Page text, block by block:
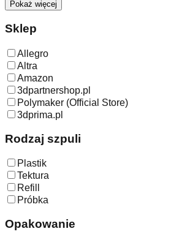
Pokaż więcej
Sklep
Allegro
Altra
Amazon
3dpartnershop.pl
Polymaker (Official Store)
3dprima.pl
Rodzaj szpuli
Plastik
Tektura
Refill
Próbka
Opakowanie